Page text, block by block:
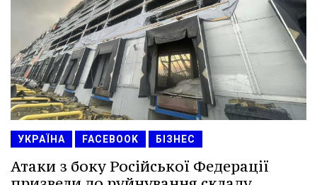
УКРАЇНА FACEBOOK БІЗНЕС
Атаки з боку Російської Федерації